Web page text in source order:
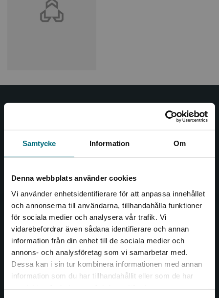
Samtycke Information Om
Denna webbplats använder cookies
Vi använder enhetsidentifierare för att anpassa innehållet
och annonserna till användarna, tillhandahålla funktioner
för sociala medier och analysera vår trafik. Vi
vidarebefordrar även sådana identifierare och annan
information från din enhet till de sociala medier och
annons- och analysföretag som vi samarbetar med.
Dessa kan i sin tur kombinera informationen med annan
information som du har tillhandahållit eller som de har
Begränsad fraktregion
Det verkar som att du besöker
Nypon och Vilja förlag ger ut böcker som väcker läslust
och öppnar dörren till nya världar och möjligheter för
såväl barn som vuxna.
Kontakta oss
Kontakta oss
046-31 20 00
Box 141
221 00 Lund
Besöksadress: